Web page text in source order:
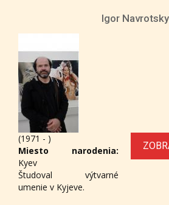
Igor
(1971 - )
Miesto narodenia:
Kyev
Študoval výtvarné
umenie v Kyjeve.